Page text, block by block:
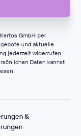
GmbH per
und aktuelle
jederzeit widerrufen.
Daten kannst
&